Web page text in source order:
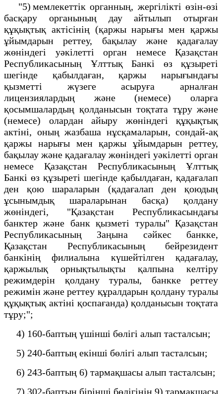
"5) мемлекеттік органның, жергілікті өзін-өзі
басқару органының дау айтылып отырған
құқықтық актісінің (қаржы нарығы мен қаржы
ұйымдарын реттеу, бақылау және қадағалау
жөніндегі уәкілетті орган немесе Қазақстан
Республикасының Ұлттық Банкі өз құзыреті
шегінде қабылдаған, қаржы нарығындағы
қызметті жүзеге асыруға арналған
лицензиялардың және (немесе) оларға
қосымшалардың қолданысын тоқтата тұру және
(немесе) олардан айыру жөніндегі құқықтық
актіні, оның жазбаша нұсқамаларын, сондай-ақ
қаржы нарығы мен қаржы ұйымдарын реттеу,
бақылау және қадағалау жөніндегі уәкілетті орган
немесе Қазақстан Республикасының Ұлттық
Банкі өз құзыреті шегінде қабылдаған, қадағалап
ден қою шараларын (қадағалап ден қоюдың
ұсынымдық шараларынан басқа) қолдану
жөніндегі, "Қазақстан Республикасындағы
банктер және банк қызметі туралы" Қазақстан
Республикасының Заңына сәйкес банкке,
Қазақстан Республикасының бейрезидент
банкінің филиалына күшейтілген қадағалау,
қаржылық орнықтылықты қалпына келтіру
режимдерін қолдану туралы, банкке реттеу
режимін және реттеу құралдарын қолдану туралы
құқықтық актіні қоспағанда) қолданысын тоқтата
тұру;";
4) 160-баптың үшінші бөлігі алып тасталсын;
5) 240-баптың екінші бөлігі алып тасталсын;
6) 243-баптың 6) тармақшасы алып тасталсын;
7) 302-баптың бірінші бөлігінің 9) тармақшасы